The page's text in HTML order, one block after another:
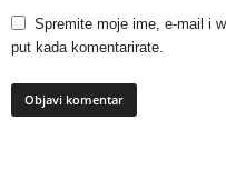
Spremite moje ime, e-mail i
put kada komentarirate.